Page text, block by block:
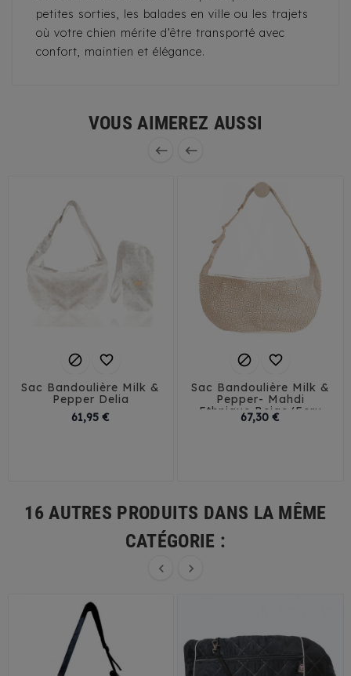
petites sorties, les balades en ville ou les trajets
où votre chien mérite d’être transporté avec
confort, maintien et élégance.
VOUS AIMEREZ AUSSI
 
 
Sac Bandoulière Milk &
Pepper Delia
61,95 €
 
Sac Bandoulière Milk &
Pepper- Mahdi
Ethnique Beige/Ecru
67,30 €
16 AUTRES PRODUITS DANS LA MÊME
CATÉGORIE :
 